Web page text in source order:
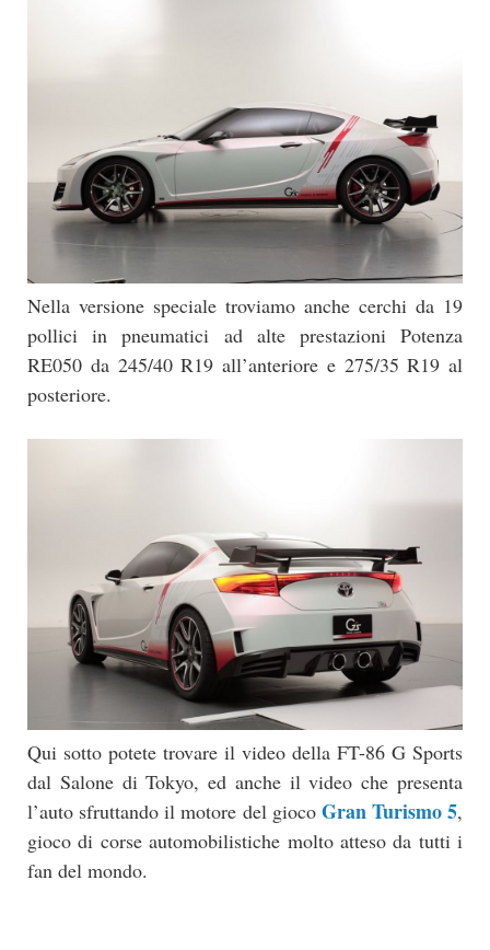
Nella versione speciale troviamo anche cerchi da 19
pollici in pneumatici ad alte prestazioni Potenza
RE050 da 245/40 R19 all’anteriore e 275/35 R19 al
posteriore.
Qui sotto potete trovare il video della FT-86 G Sports
dal Salone di Tokyo, ed anche il video che presenta
l’auto sfruttando il motore del gioco Gran Turismo 5,
gioco di corse automobilistiche molto atteso da tutti i
fan del mondo.